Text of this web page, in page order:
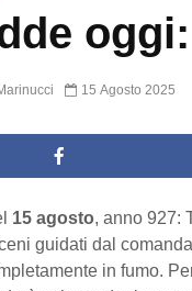
15 Agosto 2025
15 agosto, anno 927:
guidati dal
in fumo.